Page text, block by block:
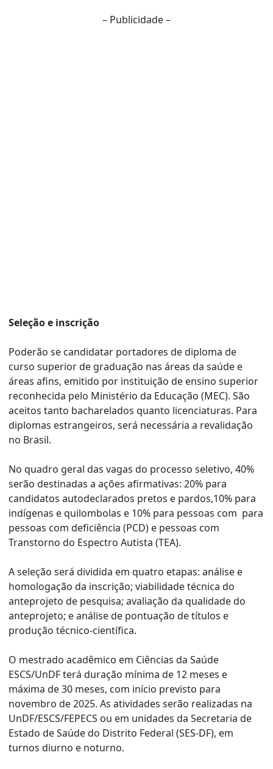
– Publicidade –
Seleção e inscrição
Poderão se candidatar portadores de diploma de
curso superior de graduação nas áreas da saúde e
áreas afins, emitido por instituição de ensino superior
reconhecida pelo Ministério da Educação (MEC). São
aceitos tanto bacharelados quanto licenciaturas. Para
diplomas estrangeiros, será necessária a revalidação
no Brasil.
No quadro geral das vagas do processo seletivo, 40%
serão destinadas a ações afirmativas: 20% para
candidatos autodeclarados pretos e pardos,10% para
indígenas e quilombolas e 10% para pessoas com para
pessoas com deficiência (PCD) e pessoas com
Transtorno do Espectro Autista (TEA).
A seleção será dividida em quatro etapas: análise e
homologação da inscrição; viabilidade técnica do
anteprojeto de pesquisa; avaliação da qualidade do
anteprojeto; e análise de pontuação de títulos e
produção técnico-científica.
O mestrado acadêmico em Ciências da Saúde
ESCS/UnDF terá duração mínima de 12 meses e
máxima de 30 meses, com início previsto para
novembro de 2025. As atividades serão realizadas na
UnDF/ESCS/FEPECS ou em unidades da Secretaria de
Estado de Saúde do Distrito Federal (SES-DF), em
turnos diurno e noturno.